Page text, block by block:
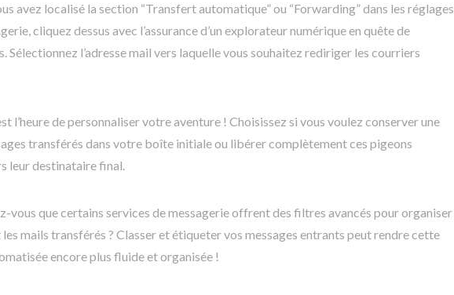
avez localisé la section “Transfert automatique” ou “Forwarding” dans les réglages
cliquez dessus avec l’assurance d’un explorateur numérique en quête de
Sélectionnez l’adresse mail vers laquelle vous souhaitez rediriger les courriers
l’heure de personnaliser votre aventure ! Choisissez si vous voulez conserver une
transférés dans votre boîte initiale ou libérer complètement ces pigeons
leur destinataire final.
vous que certains services de messagerie offrent des filtres avancés pour organiser
mails transférés ? Classer et étiqueter vos messages entrants peut rendre cette
encore plus fluide et organisée !